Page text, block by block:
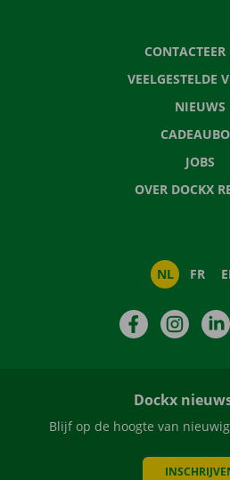
CONTACTEER
VEELGESTELDE
NIEUWS
JOBS
OVER DOCKX
NL FR
Facebook
Dockx
Blijf op de hoogte van